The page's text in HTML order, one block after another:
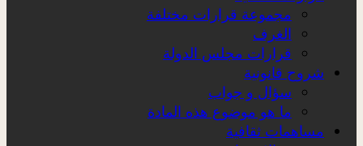
مجموعة قرارات مختلفة
الغرف
قرارات مجلس الدولة
شروح قانونية
سؤال و جواب
ما هو موضوع هذه المادة
مساهمات ثقافية